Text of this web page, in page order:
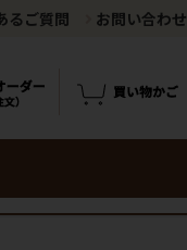
るご質問 お問い合わせ